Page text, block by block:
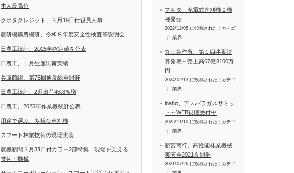
本人最高位
クボタクレジット、３月19日付役員人事
農研機構農機研、令和８年度安全性検査等説明会
日農工統計、2025年確定値を公表
日農工、１月生産出荷実績
兵庫商組、第75回通常総会開催
日農工統計、2月出荷48.8％増
日農工、2025年作業機統計公表
用途で選ぶ、多様な草刈機
スマート林業技術の現場実装
農機新聞３月31日付カラー2部特集 現場を支える
技術・機械
マキタ、充電式芝刈機２機
種発売
2022/12/05 に投稿された
カテゴ
リ: 業界
丸山製作所、第１四半期決
算発表～売上高67億8100万
円
2024/02/13 に投稿された
カテゴ
リ: 業界
inaho、アスパラガスサミッ
ト～WEB視聴受付中
2025/11/10 に投稿された
カテゴ
リ: 業界
新宮商行、高性能林業機械
実演会2021を開催
2021/07/26 に投稿された
カテゴ